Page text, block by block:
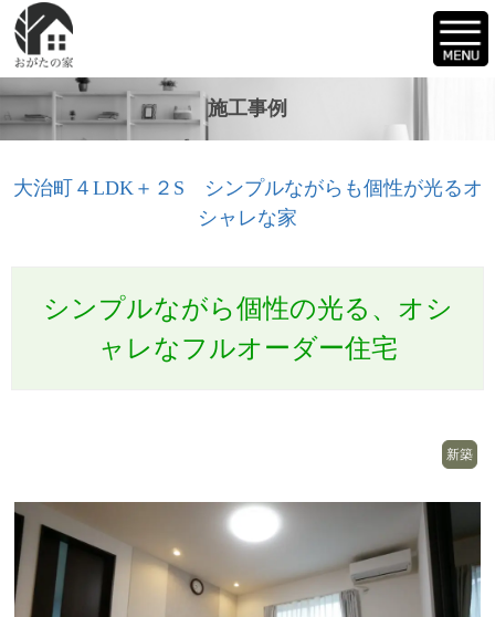
施工事例
大治町４LDK＋２S シンプルながらも個性が光るオ
シャレな家
シンプルながら個性の光る、オシ
ャレなフルオーダー住宅
新築